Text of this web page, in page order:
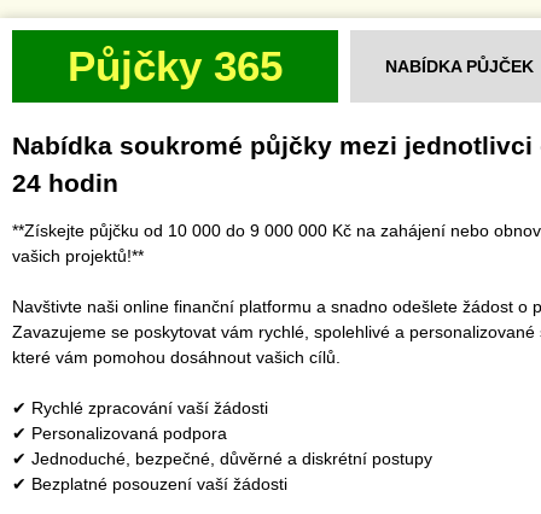
Půjčky 365 NABÍDKA PŮJČEK
Nabídka soukromé půjčky mezi jednotlivci
24 hodin
**Získejte půjčku od 10 000 do 9 000 000 Kč na zahájení nebo
vašich projektů!**
Navštivte naši online finanční platformu a snadno odešlete žádost o
Zavazujeme se poskytovat vám rychlé, spolehlivé a personalizované
které vám pomohou dosáhnout vašich cílů.
✔ Rychlé zpracování vaší žádosti
✔ Personalizovaná podpora
✔ Jednoduché, bezpečné, důvěrné a diskrétní postupy
✔ Bezplatné posouzení vaší žádosti